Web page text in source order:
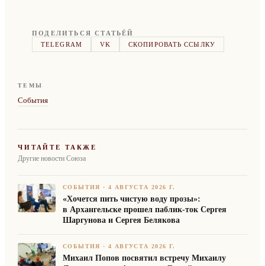
ПОДЕЛИТЬСЯ СТАТЬЁЙ
TELEGRAM
VK СКОПИРОВАТЬ ССЫЛКУ
ТЕМЫ
События
ЧИТАЙТЕ ТАКЖЕ
Другие новости Союза
СОБЫТИЯ ·4 АВГУСТА 2026 Г.
«Хочется пить чистую воду прозы»:
в Архангельске прошел паблик-ток Сергея
Шаргунова и Сергея Белякова
СОБЫТИЯ ·4 АВГУСТА 2026 Г.
Михаил Попов посвятил встречу Михаилу